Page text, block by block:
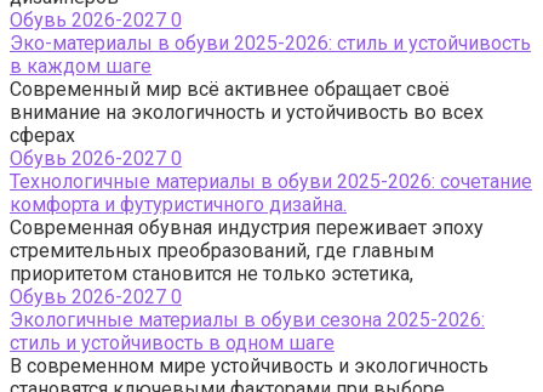
Обувь 2026-2027 0
Эко-материалы в обуви 2025-2026: стиль и устойчивость
в каждом шаге
Современный мир всё активнее обращает своё
внимание на экологичность и устойчивость во всех
сферах
Обувь 2026-2027 0
Технологичные материалы в обуви 2025-2026: сочетание
комфорта и футуристичного дизайна.
Современная обувная индустрия переживает эпоху
стремительных преобразований, где главным
приоритетом становится не только эстетика,
Обувь 2026-2027 0
Экологичные материалы в обуви сезона 2025-2026:
стиль и устойчивость в одном шаге
В современном мире устойчивость и экологичность